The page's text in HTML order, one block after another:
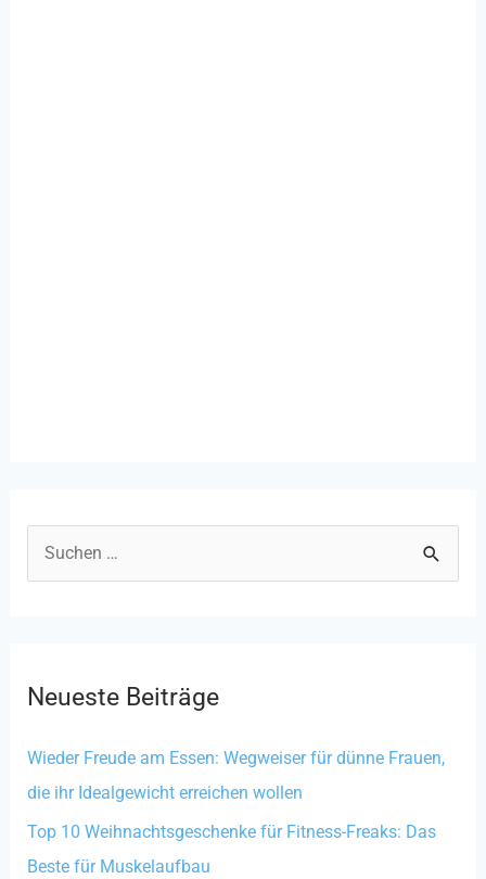
e
n
a
c
h
Neueste Beiträge
Wieder Freude am Essen: Wegweiser für dünne Frauen,
die ihr Idealgewicht erreichen wollen
Top 10 Weihnachtsgeschenke für Fitness-Freaks: Das
Beste für Muskelaufbau